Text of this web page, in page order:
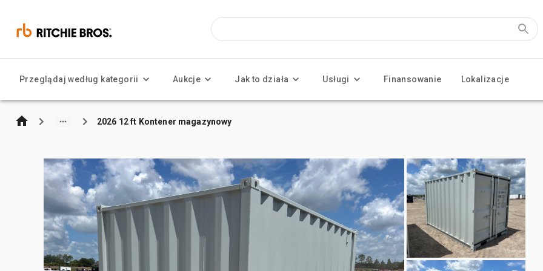
Przeglądaj według kategorii Aukcje Jak to działa Usługi Finansowanie Lokalizacje
2026 12 ft Kontener magazynowy